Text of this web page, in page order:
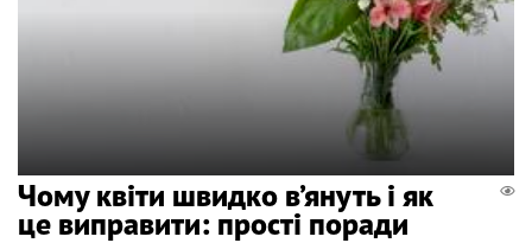
Чому квіти швидко в’януть і як
це виправити: прості поради